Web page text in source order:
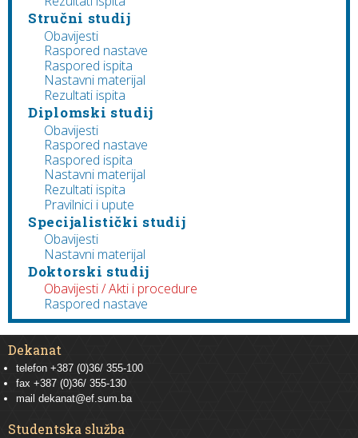
Stručni studij
Obavijesti
Raspored nastave
Raspored ispita
Nastavni materijal
Rezultati ispita
Diplomski studij
Obavijesti
Raspored nastave
Raspored ispita
Nastavni materijal
Rezultati ispita
Pravilnici i upute
Specijalistički studij
Obavijesti
Nastavni materijal
Doktorski studij
Obavijesti / Akti i procedure
Raspored nastave
Dekanat
telefon +387 (0)36/ 355-100
fax +387 (0)36/ 355-130
mail dekanat@ef.sum.ba
Studentska služba